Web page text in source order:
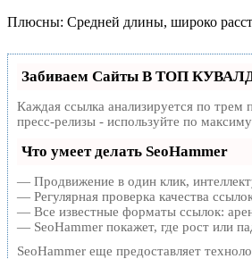
Плюсны: Средней длины, широко
Забиваем Сайты В ТОП
Каждая ссылка анализируется по трем
пресс-релизы - используйте по
Что умеет делать SeoHammer
— Продвижение в один клик,
— Регулярная проверка качества
— Все известные форматы ссылок:
— SeoHammer покажет, где рост или
SeoHammer еще предоставляет